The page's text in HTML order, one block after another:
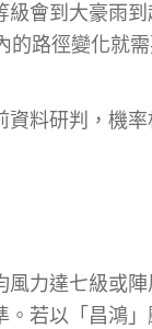
會到大豪雨
路徑變化就
料研判，機
力達七級或
若以「昌鴻